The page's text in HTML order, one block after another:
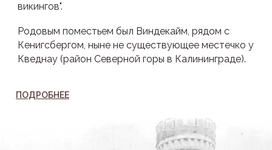
викингов".
Родовым поместьем был Виндекайм, рядом с
Кенигсбергом, ныне не существующее местечко у
Кведнау (район Северной горы в Калининграде).
ПОДРОБНЕЕ